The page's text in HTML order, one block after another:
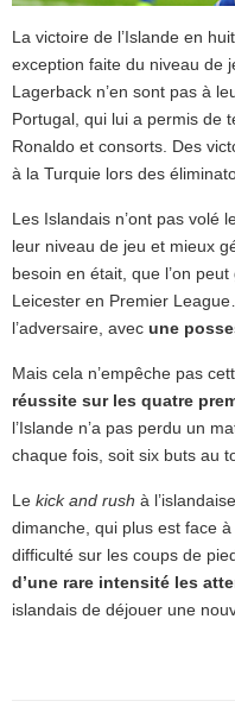
La victoire de l’Islande en
exception faite du niveau de
Lagerback n’en sont pas à
Portugal, qui lui a permis de
Ronaldo et consorts. Des
à la Turquie lors des
Les Islandais n’ont pas volé
leur niveau de jeu et mieux
besoin en était, que l’on
Leicester en Premier
l’adversaire, avec une
Mais cela n’empêche pas
réussite sur les quatre
l’Islande n’a pas perdu un
chaque fois, soit six buts au
Le kick and rush à
dimanche, qui plus est face
difficulté sur les coups de
d’une rare intensité les
islandais de déjouer une